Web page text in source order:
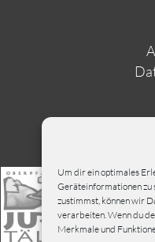
Um dir ein optimales
Geräteinformationen zu
zustimmst, können wir
verarbeiten. Wenn du
Merkmale und